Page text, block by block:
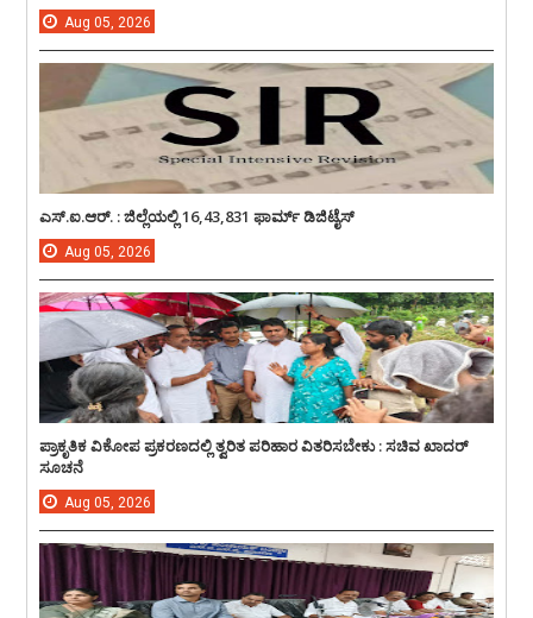
Aug 05, 2026
ಎಸ್.ಐ.ಆರ್. : ಜಿಲ್ಲೆಯಲ್ಲಿ 16,43,831 ಫಾರ್ಮ್ ಡಿಜಿಟೈಸ್
Aug 05, 2026
ಪ್ರಾಕೃತಿಕ ವಿಕೋಪ ಪ್ರಕರಣದಲ್ಲಿ ತ್ವರಿತ ಪರಿಹಾರ ವಿತರಿಸಬೇಕು : ಸಚಿವ ಖಾದರ್
ಸೂಚನೆ
Aug 05, 2026